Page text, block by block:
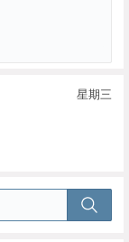
星期三